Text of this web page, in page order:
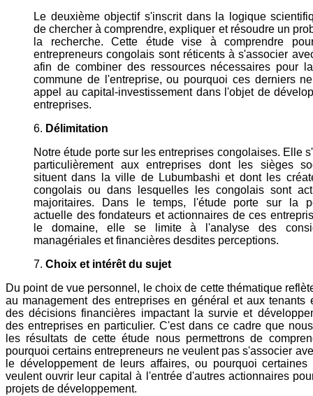
Le deuxième objectif s'inscrit dans la logique
de chercher à comprendre, expliquer et résoudre un
la recherche. Cette étude vise à comprendre
entrepreneurs congolais sont réticents à s'associer
afin de combiner des ressources nécessaires pour
commune de l'entreprise, ou pourquoi ces derniers
appel au capital-investissement dans l'objet de
entreprises.
6. Délimitation
Notre étude porte sur les entreprises congolaises. Elle
particulièrement aux entreprises dont les sièges
situent dans la ville de Lubumbashi et dont les
congolais ou dans lesquelles les congolais sont
majoritaires. Dans le temps, l'étude porte sur la
actuelle des fondateurs et actionnaires de ces
le domaine, elle se limite à l'analyse des
managériales et financières desdites perceptions.
7. Choix et intérêt du sujet
Du point de vue personnel, le choix de cette thématique
au management des entreprises en général et aux tenants
des décisions financières impactant la survie et
des entreprises en particulier. C'est dans ce cadre que
les résultats de cette étude nous permettrons de
pourquoi certains entrepreneurs ne veulent pas s'associer
le développement de leurs affaires, ou pourquoi certaines
veulent ouvrir leur capital à l'entrée d'autres actionnaires
projets de développement.